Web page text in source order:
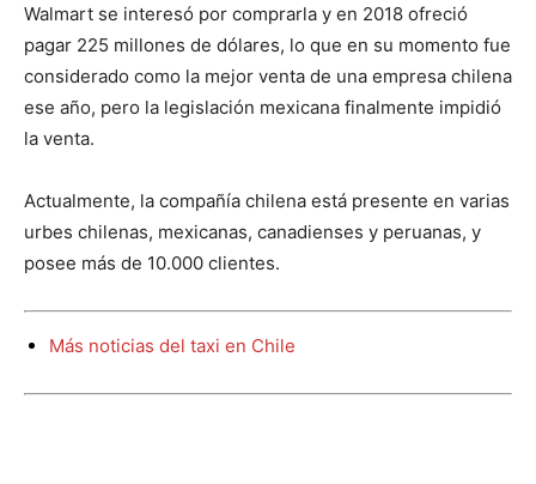
Walmart se interesó por comprarla y en 2018 ofreció
pagar 225 millones de dólares, lo que en su momento fue
considerado como la mejor venta de una empresa chilena
ese año, pero la legislación mexicana finalmente impidió
la venta.
Actualmente, la compañía chilena está presente en varias
urbes chilenas, mexicanas, canadienses y peruanas, y
posee más de 10.000 clientes.
Más noticias del taxi en Chile